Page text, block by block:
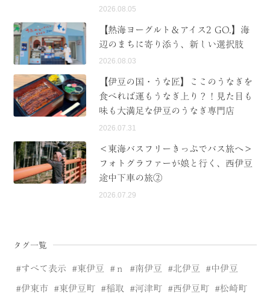
2026.08.05
【熱海ヨーグルト＆アイス2 GO.】海
辺のまちに寄り添う、新しい選択肢
2026.08.03
【伊豆の国・うな匠】ここのうなぎを
食べれば運もうなぎ上り？！見た目も
味も大満足な伊豆のうなぎ専門店
2026.07.31
＜東海バスフリーきっぷでバス旅へ＞
フォトグラファーが娘と行く、西伊豆
途中下車の旅②
2026.07.29
タグ一覧
すべて表示 東伊豆 ｎ 南伊豆 北伊豆 中伊豆
伊東市 東伊豆町 稲取 河津町 西伊豆町 松崎町